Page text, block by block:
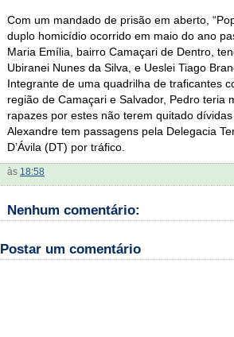
Com um mandado de prisão em aberto,
duplo homicídio ocorrido em maio do ano
Maria Emília, bairro Camaçari de Dentro,
Ubiranei Nunes da Silva, e Ueslei Tiago
Integrante de uma quadrilha de traficantes
região de Camaçari e Salvador, Pedro teria
rapazes por estes não terem quitado
Alexandre tem passagens pela Delegacia
D’Ávila (DT) por tráfico.
às 18:58
Nenhum comentário:
Postar um comentário